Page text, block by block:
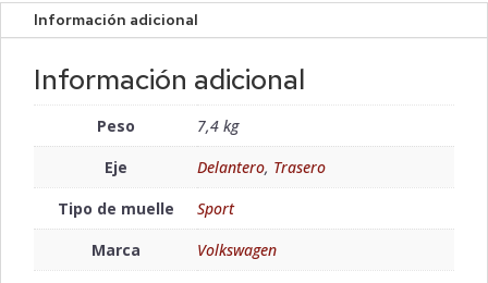
Información adicional
Información adicional
Peso
7,4 kg
Eje
Delantero, Trasero
Tipo de muelle
Sport
Marca
Volkswagen